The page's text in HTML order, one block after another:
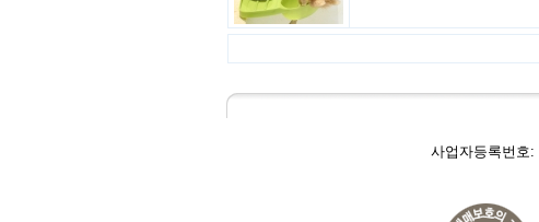
사업자등록번호: